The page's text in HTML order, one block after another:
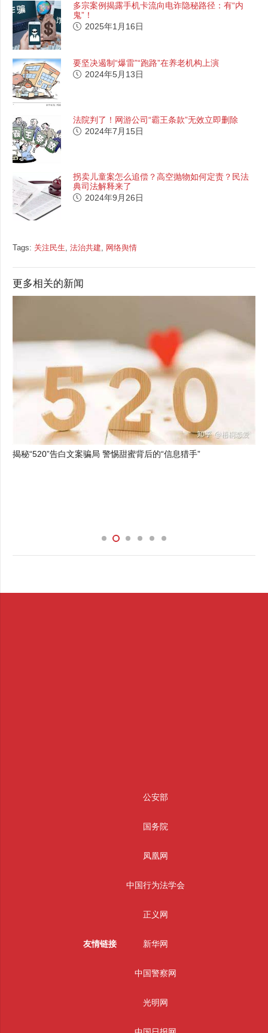
多宗案例揭露手机卡流向电诈隐秘路径：有“内
鬼”！
2025年1月16日
要坚决遏制“爆雷”“跑路”在养老机构上演
2024年5月13日
法院判了！网游公司“霸王条款”无效立即删除
2024年7月15日
拐卖儿童案怎么追偿？高空抛物如何定责？民法
典司法解释来了
2024年9月26日
Tags: 关注民生, 法治共建, 网络舆情
更多相关的新闻
揭秘“520”告白文案骗局 警惕甜蜜背后的“信息猎手”
友情链接
公安部
国务院
凤凰网
中国行为法学会
正义网
新华网
中国警察网
光明网